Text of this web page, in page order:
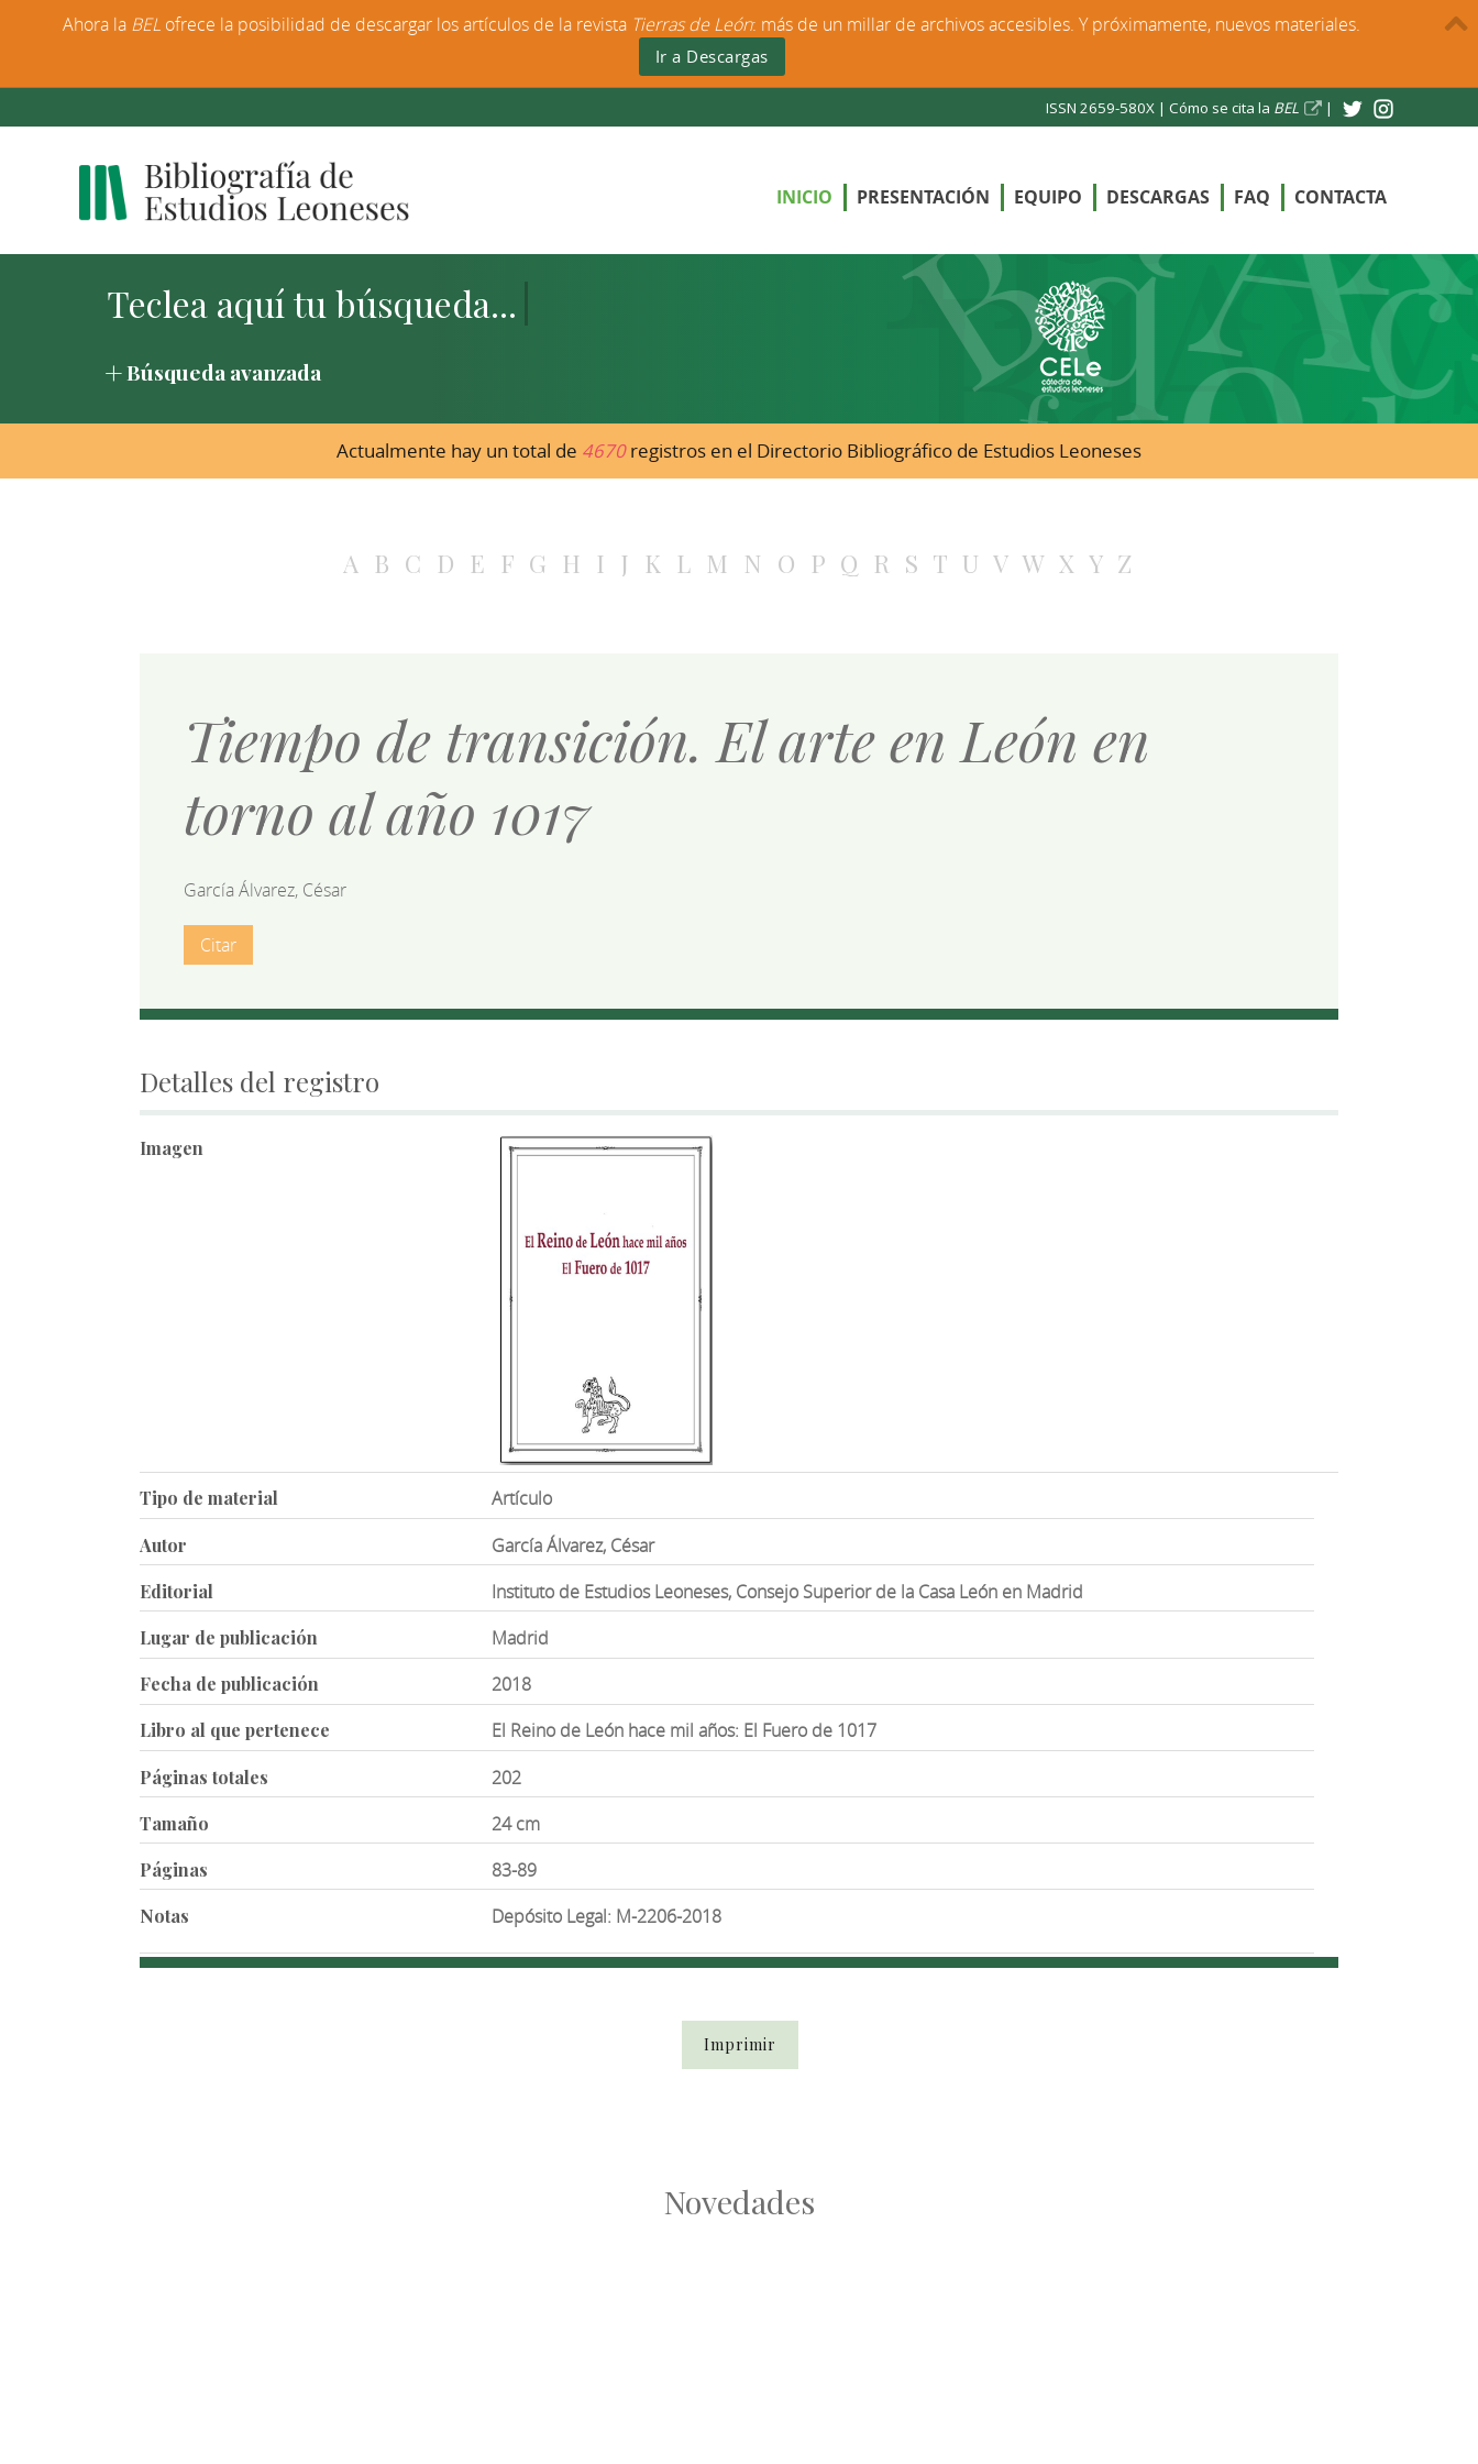
ISSN 2659-580X | Cómo se cita la BEL |
INICIO PRESENTACIÓN EQUIPO DESCARGAS FAQ CONTACTA
Búsqueda avanzada
Actualmente hay un total de 4670registros en el Directorio Bibliográfico de Estudios Leoneses
A B C D E F G H I J K L M N O P Q R S T U V W X Y Z
Tiempo de transición. El arte en León en
torno al año 1017
García Álvarez, César
Citar
Detalles del registro
Imagen
Tipo de material Artículo
Autor García Álvarez, César
Editorial Instituto de Estudios Leoneses, Consejo Superior de la Casa León en Madrid
Lugar de publicación Madrid
Fecha de publicación 2018
Libro al que pertenece El Reino de León hace mil años: El Fuero de 1017
Páginas totales 202
Tamaño 24 cm
Páginas 83-89
Notas Depósito Legal: M-2206-2018
Imprimir
Novedades
Ahora la BEL ofrece la posibilidad de descargar los artículos de la revista Tierras de León: más de un millar de archivos accesibles. Y próximamente, nuevos materiales.
Ir a Descargas